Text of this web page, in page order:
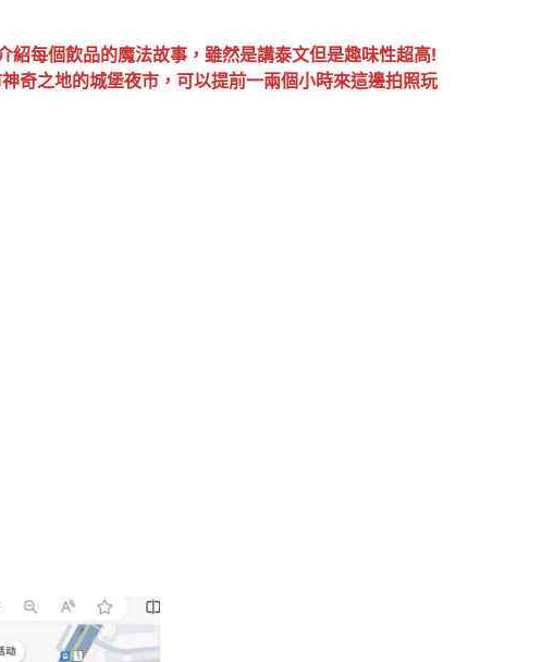
紹每個飲品的魔法故事，雖然是講泰文但是趣味性超高!
奇之地的城堡夜市，可以提前一兩個小時來這邊拍照玩